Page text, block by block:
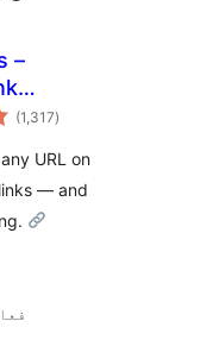
–
URL
Short
(1,317مجموعی
درجہ
)
URL on
— and